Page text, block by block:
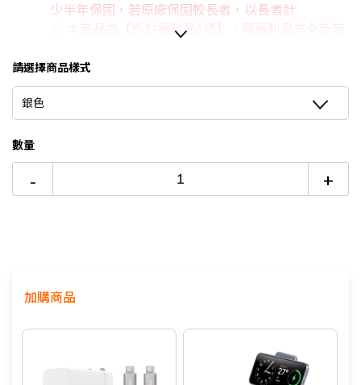
24期 $1,649 18家銀行/業者
少半年保固，若原廠保固較長者，以長者計
◎ 本商品為【拆封福利品A級】，屬福利品非全新商
4800萬
學變焦
等效焦距最長200公釐，採用新一代四重反射稜鏡設
1800萬像素Center Stage前置相機，自動AI調整取
6.3吋
機身有效散熱
請選擇商品樣式
銀色
數量
- +
加購商品